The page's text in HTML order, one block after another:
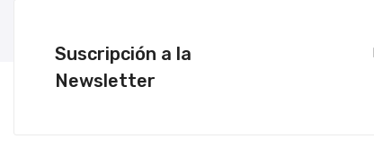
Suscripción a la
Newsletter